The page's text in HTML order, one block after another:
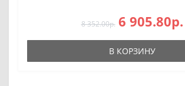
8 352.00р. 6 905.80р.
В КОРЗИНУ